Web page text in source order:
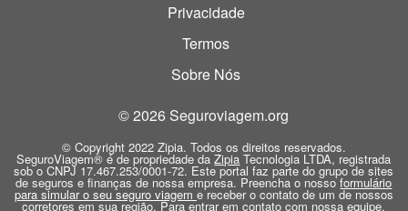
Privacidade
Termos
Sobre Nós
© 2026 Seguroviagem.org
© Copyright 2022 Zipia. Todos os direitos reservados.
SeguroViagem® é de propriedade daZipia Tecnologia LTDA, registrada
sob o CNPJ 17.467.253/0001-72. Este portal faz parte do grupo de sites
de seguros e finanças de nossa empresa. Preencha o nossoformulário
para simular o seu seguro viagem e receber o contato de um de nossos
corretores em sua região. Para entrar em contato com nossa equipe,